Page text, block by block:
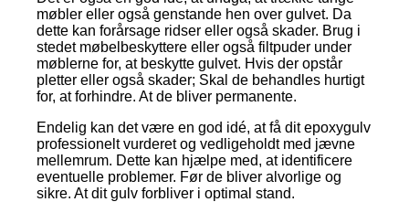
møbler eller også genstande hen over gulvet. Da
dette kan forårsage ridser eller også skader. Brug i
stedet møbelbeskyttere eller også filtpuder under
møblerne for, at beskytte gulvet. Hvis der opstår
pletter eller også skader; Skal de behandles hurtigt
for, at forhindre. At de bliver permanente.
Endelig kan det være en god idé, at få dit epoxygulv
professionelt vurderet og vedligeholdt med jævne
mellemrum. Dette kan hjælpe med, at identificere
eventuelle problemer. Før de bliver alvorlige og
sikre. At dit gulv forbliver i optimal stand.